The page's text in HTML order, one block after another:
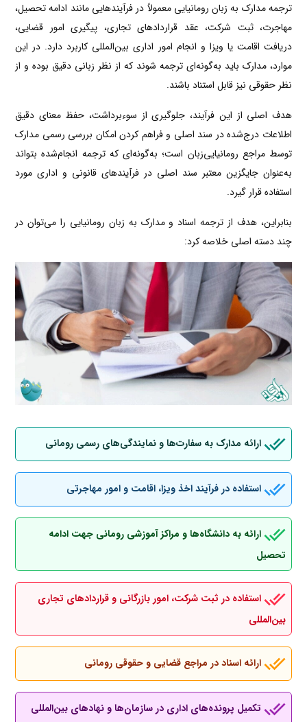
ترجمه مدارک به زبان رومانیایی معمولاً در فرآیندهایی مانند ادامه تحصیل،
مهاجرت، ثبت شرکت، عقد قراردادهای تجاری، پیگیری امور قضایی،
دریافت اقامت یا ویزا و انجام امور اداری بین‌المللی کاربرد دارد. در این
موارد، مدارک باید به‌گونه‌ای ترجمه شوند که از نظر زبانی دقیق بوده و از
نظر حقوقی نیز قابل استناد باشند.
هدف اصلی از این فرآیند، جلوگیری از سوءبرداشت، حفظ معنای دقیق
اطلاعات درج‌شده در سند اصلی و فراهم کردن امکان بررسی رسمی مدارک
توسط مراجع رومانیایی‌زبان است؛ به‌گونه‌ای که ترجمه انجام‌شده بتواند
به‌عنوان جایگزین معتبر سند اصلی در فرآیندهای قانونی و اداری مورد
استفاده قرار گیرد.
بنابراین، هدف از ترجمه اسناد و مدارک به زبان رومانیایی را می‌توان در
چند دسته اصلی خلاصه کرد:
ارائه مدارک به سفارت‌ها و نمایندگی‌های رسمی رومانی
استفاده در فرآیند اخذ ویزا، اقامت و امور مهاجرتی
ارائه به دانشگاه‌ها و مراکز آموزشی رومانی جهت ادامه
تحصیل
استفاده در ثبت شرکت، امور بازرگانی و قراردادهای تجاری
بین‌المللی
ارائه اسناد در مراجع قضایی و حقوقی رومانی
تکمیل پرونده‌های اداری در سازمان‌ها و نهادهای بین‌المللی